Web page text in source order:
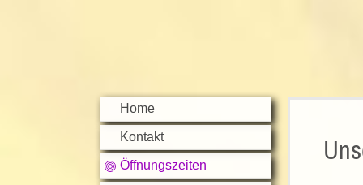
Home
Kontakt
Öffnungszeiten